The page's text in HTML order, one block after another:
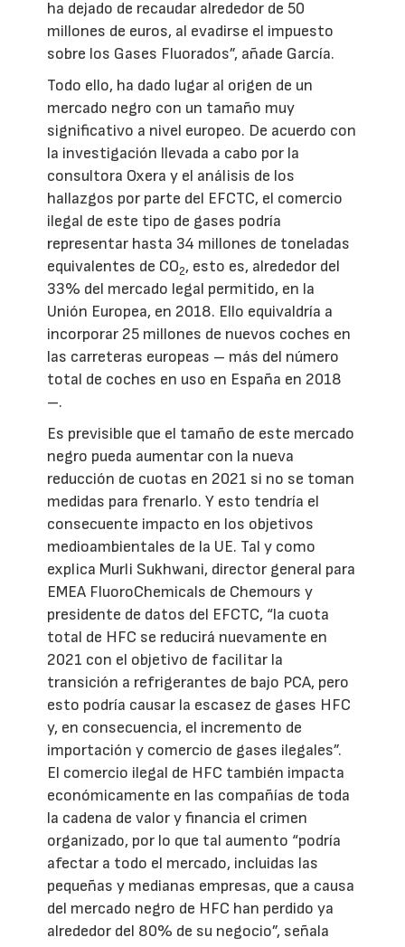
ha dejado de recaudar alrededor de 50
millones de euros, al evadirse el impuesto
sobre los Gases Fluorados”, añade García.
Todo ello, ha dado lugar al origen de un
mercado negro con un tamaño muy
significativo a nivel europeo. De acuerdo con
la investigación llevada a cabo por la
consultora Oxera y el análisis de los
hallazgos por parte del EFCTC, el comercio
ilegal de este tipo de gases podría
representar hasta 34 millones de toneladas
equivalentes de CO2, esto es, alrededor del
33% del mercado legal permitido, en la
Unión Europea, en 2018. Ello equivaldría a
incorporar 25 millones de nuevos coches en
las carreteras europeas – más del número
total de coches en uso en España en 2018
–.
Es previsible que el tamaño de este mercado
negro pueda aumentar con la nueva
reducción de cuotas en 2021 si no se toman
medidas para frenarlo. Y esto tendría el
consecuente impacto en los objetivos
medioambientales de la UE. Tal y como
explica Murli Sukhwani, director general para
EMEA FluoroChemicals de Chemours y
presidente de datos del EFCTC, “la cuota
total de HFC se reducirá nuevamente en
2021 con el objetivo de facilitar la
transición a refrigerantes de bajo PCA, pero
esto podría causar la escasez de gases HFC
y, en consecuencia, el incremento de
importación y comercio de gases ilegales”.
El comercio ilegal de HFC también impacta
económicamente en las compañías de toda
la cadena de valor y financia el crimen
organizado, por lo que tal aumento “podría
afectar a todo el mercado, incluidas las
pequeñas y medianas empresas, que a causa
del mercado negro de HFC han perdido ya
alrededor del 80% de su negocio”, señala